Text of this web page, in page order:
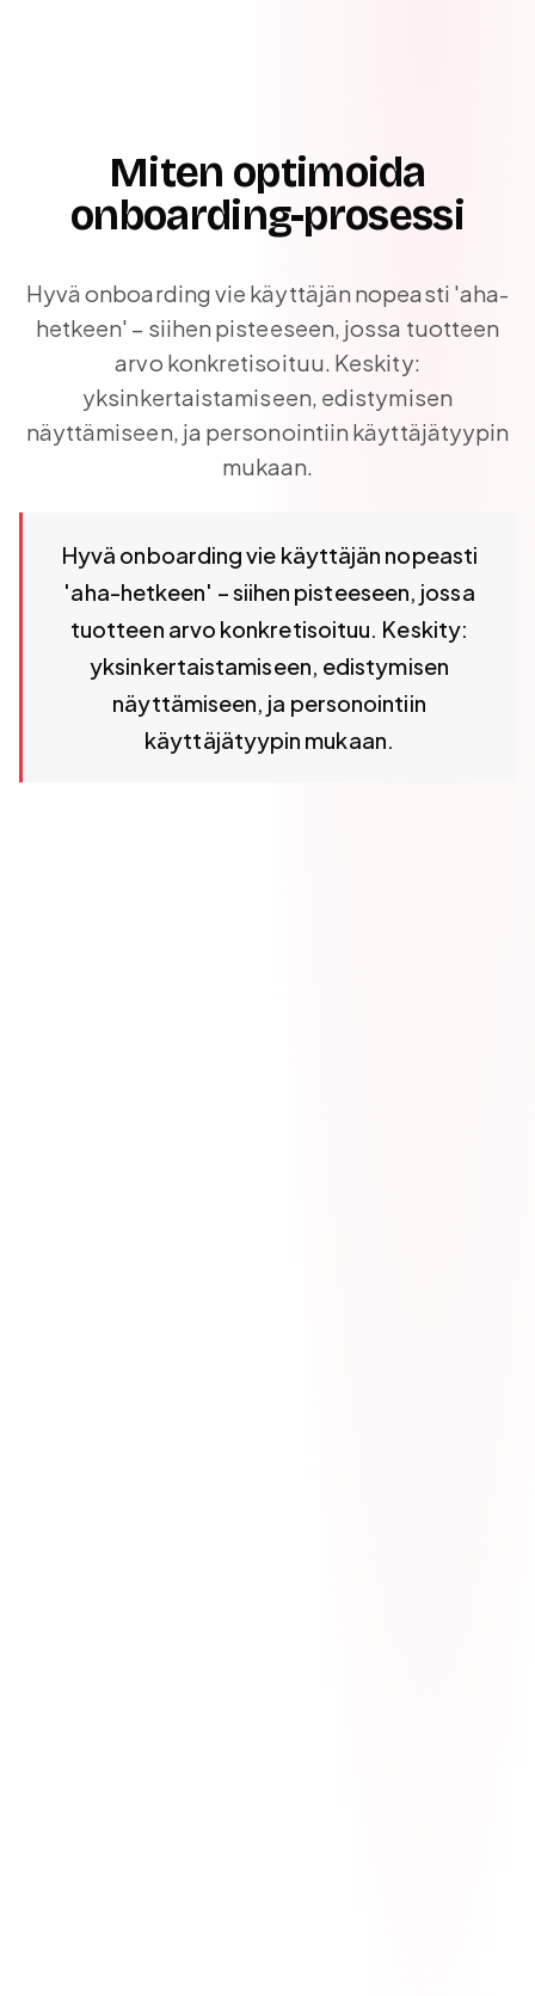
Miten optimoida
onboarding-prosessi
Hyvä onboarding vie käyttäjän nopeasti 'aha-
hetkeen' – siihen pisteeseen, jossa tuotteen
arvo konkretisoituu. Keskity:
yksinkertaistamiseen, edistymisen
näyttämiseen, ja personointiin käyttäjätyypin
mukaan.
Hyvä onboarding vie käyttäjän nopeasti
'aha-hetkeen' – siihen pisteeseen, jossa
tuotteen arvo konkretisoituu. Keskity:
yksinkertaistamiseen, edistymisen
näyttämiseen, ja personointiin
käyttäjätyypin mukaan.